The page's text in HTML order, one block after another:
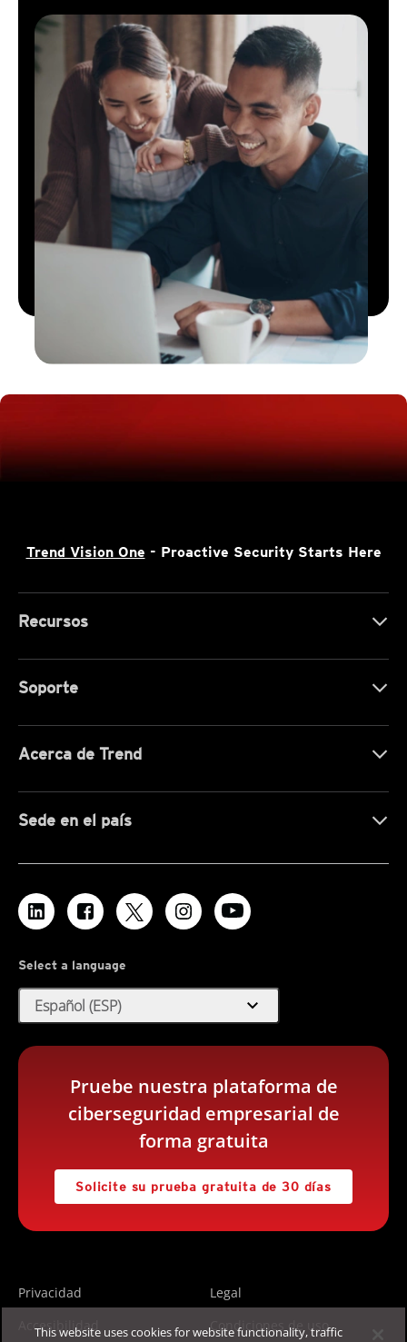
Trend Vision One - Proactive Security Starts Here
Recursos
Soporte
Acerca de Trend
Sede en el país
Select a language
Español (ESP) expand_more
Pruebe nuestra plataforma de
ciberseguridad empresarial de
forma gratuita
Solicite su prueba gratuita de 30 días
Privacidad
Legal
Accesibilidad
Condiciones de uso
This website uses cookies for website functionality, traffic